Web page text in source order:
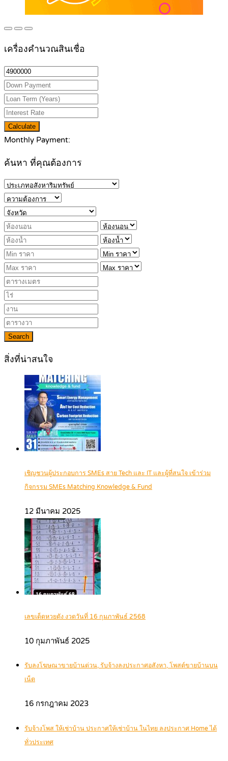
เครื่องคำนวณสินเชื่อ
Calculate
Monthly Payment:
ค้นหา ที่คุณต้องการ
Search
สิ่งที่น่าสนใจ
เชิญชวนผู้ประกอบการ SMEs สาย Tech และ IT และผู้ที่สนใจ เข้าร่วม
กิจกรรม SMEs Matching Knowledge & Fund
12 มีนาคม 2025
เลขเด็ดหวยดัง งวดวันที่ 16 กุมภาพันธ์ 2568
10 กุมภาพันธ์ 2025
รับลงโฆษณาขายบ้านด่วน, รับจ้างลงประกาศอสังหา, โพสต์ขายบ้านบน
เน็ต
16 กรกฎาคม 2023
รับจ้างโพส ให้เช่าบ้าน ประกาศให้เช่าบ้าน ในไทย ลงประกาศ Home ได้
ทั่วประเทศ